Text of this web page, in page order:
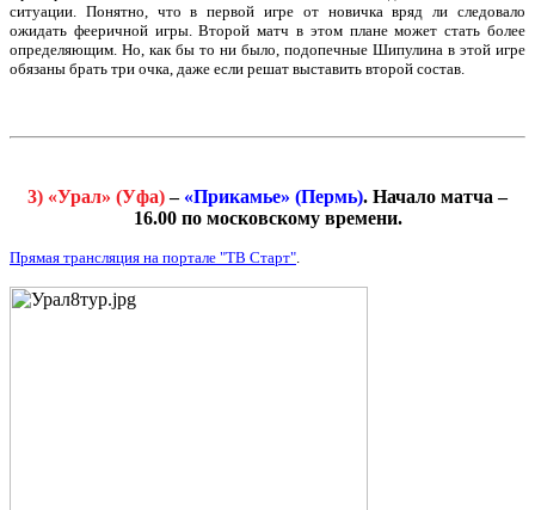
ситуации. Понятно, что в первой игре от новичка вряд ли следовало
ожидать фееричной игры. Второй матч в этом плане может стать более
определяющим. Но, как бы то ни было, подопечные Шипулина в этой игре
обязаны брать три очка, даже если решат выставить второй состав.
3) «Урал» (Уфа)– «Прикамье» (Пермь). Начало матча –
16.00 по московскому времени.
Прямая трансляция на портале "ТВ Старт".